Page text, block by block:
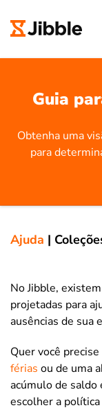
Guia
Obtenha uma
para
Ajuda |
No Jibble,
projetadas para
ausências de sua
Quer você
férias ou de uma
acúmulo de saldo
escolher a